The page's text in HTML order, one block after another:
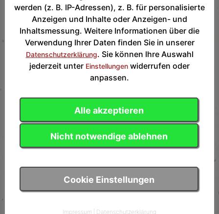
TVNO Abteilungen
werden (z. B. IP-Adressen), z. B. für personalisierte
Anzeigen und Inhalte oder Anzeigen- und
Inhaltsmessung. Weitere Informationen über die
Verwendung Ihrer Daten finden Sie in unserer
Datenschutzerklärung. Sie können Ihre Auswahl
jederzeit unter Einstellungen widerrufen oder
anpassen.
Alle akzeptieren
Nicht notwendige ablehnen
Cookie Einstellungen
Impressum Datenschutzerklärung